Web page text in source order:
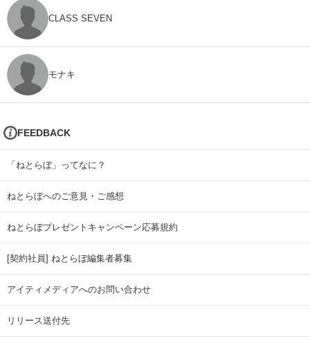
CLASS SEVEN
モナキ
FEEDBACK
「ねとらぼ」ってなに？
ねとらぼへのご意見・ご感想
ねとらぼプレゼントキャンペーン応募規約
[契約社員] ねとらぼ編集者募集
アイティメディアへのお問い合わせ
リリース送付先